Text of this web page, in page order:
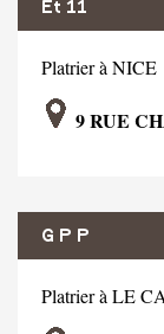
Et 11
Platrier à NICE
9 RUE
G P P
Platrier à LE